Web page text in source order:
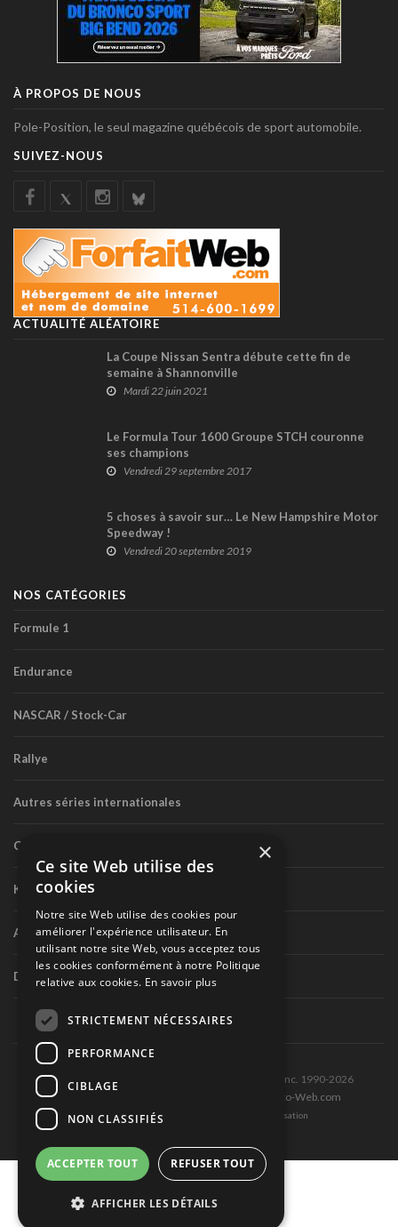
À PROPOS DE NOUS
Pole-Position, le seul magazine québécois de sport automobile.
SUIVEZ-NOUS
ACTUALITÉ ALÉATOIRE
La Coupe Nissan Sentra débute cette fin de
semaine à Shannonville
Mardi 22 juin 2021
Le Formula Tour 1600 Groupe STCH couronne
ses champions
Vendredi 29 septembre 2017
5 choses à savoir sur… Le New Hampshire Motor
Speedway !
Vendredi 20 septembre 2019
NOS CATÉGORIES
Formule 1
Endurance
NASCAR / Stock-Car
Rallye
Autres séries internationales
Circuit routier canadien
Karting
Autres séries nationales
Divers
Tous droits réservés © Les Éditions Pole-Position inc. 1990-2026
Ce site est produit et hébergé par Montréal-Photo-Web.com
Politique de confidentialité et Conditions d’utilisation
×
Ce site Web utilise des
cookies
Notre site Web utilise des cookies pour
améliorer l'expérience utilisateur. En
utilisant notre site Web, vous acceptez tous
les cookies conformément à notre Politique
relative aux cookies. En savoir plus
STRICTEMENT NÉCESSAIRES
PERFORMANCE
CIBLAGE
NON CLASSIFIÉS
ACCEPTER TOUT REFUSER TOUT
AFFICHER LES DÉTAILS